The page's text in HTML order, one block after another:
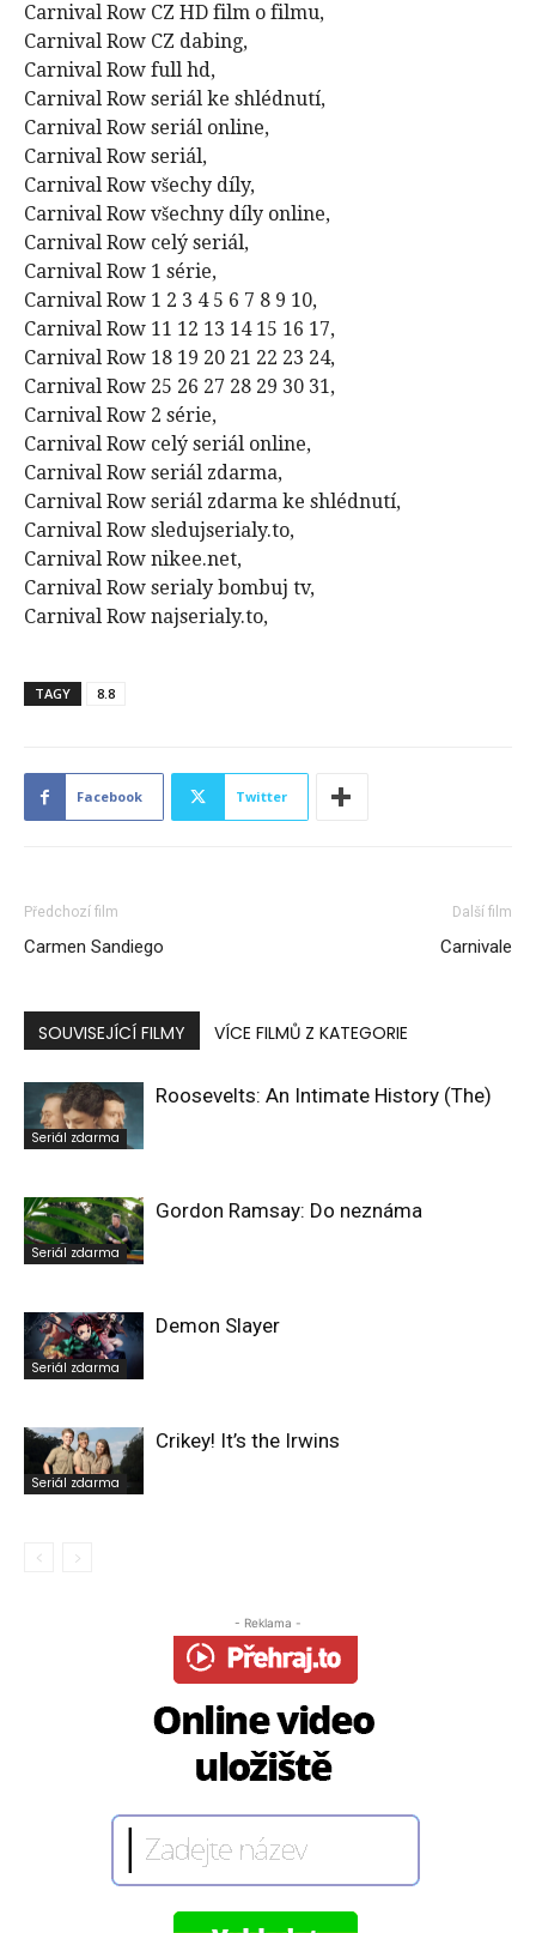
Carnival Row CZ HD film o filmu,
Carnival Row CZ dabing,
Carnival Row full hd,
Carnival Row seriál ke shlédnutí,
Carnival Row seriál online,
Carnival Row seriál,
Carnival Row všechy díly,
Carnival Row všechny díly online,
Carnival Row celý seriál,
Carnival Row 1 série,
Carnival Row 1 2 3 4 5 6 7 8 9 10,
Carnival Row 11 12 13 14 15 16 17,
Carnival Row 18 19 20 21 22 23 24,
Carnival Row 25 26 27 28 29 30 31,
Carnival Row 2 série,
Carnival Row celý seriál online,
Carnival Row seriál zdarma,
Carnival Row seriál zdarma ke shlédnutí,
Carnival Row sledujserialy.to,
Carnival Row nikee.net,
Carnival Row serialy bombuj tv,
Carnival Row najserialy.to,
TAGY 8.8
Facebook Twitter
Předchozí film
Carmen Sandiego
Další film
Carnivale
SOUVISEJÍCÍ FILMY VÍCE FILMŮ Z KATEGORIE
Seriál zdarma
Roosevelts: An Intimate History (The)
Seriál zdarma
Gordon Ramsay: Do neznáma
Seriál zdarma
Demon Slayer
Seriál zdarma
Crikey! It’s the Irwins
- Reklama -